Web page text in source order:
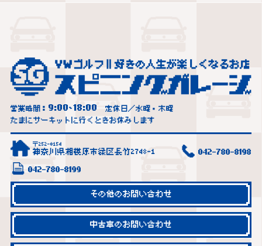
営業時間： 9:00~18:00
定休日／水曜・木曜
たまにサーキットに行くときお休みします
〒252-0154
神奈川県相模原市緑区長竹2748-1 042-780-8198
042-780-8199
その他のお問い合わせ
中古車のお問い合わせ